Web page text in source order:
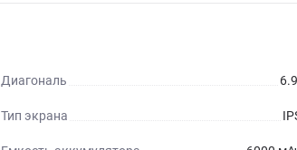
Диагональ
Тип экрана